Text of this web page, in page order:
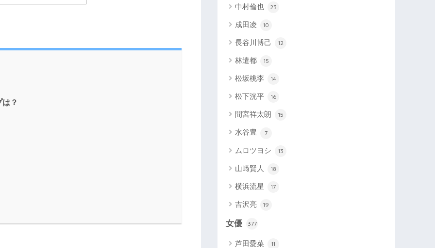
ット上では「演技が下手？」と
？
中村倫也 23
成田凌 10
長谷川博己 12
林遣都 15
松坂桃李 14
松下洸平 16
間宮祥太朗 15
水谷豊 7
ムロツヨシ 13
山﨑賢人 18
横浜流星 17
吉沢亮 19
女優 377
芦田愛菜 11